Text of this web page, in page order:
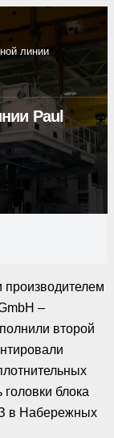
линии
Paul
производителем
–
второй
блока
в Набережных